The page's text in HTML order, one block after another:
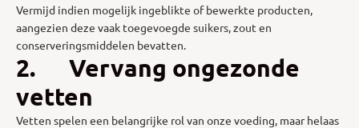
Vermijd indien mogelijk ingeblikte of bewerkte producten,
aangezien deze vaak toegevoegde suikers, zout en
conserveringsmiddelen bevatten.
2. Vervang ongezonde
vetten
Vetten spelen een belangrijke rol van onze voeding, maar helaas